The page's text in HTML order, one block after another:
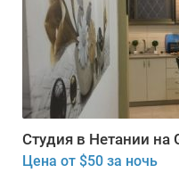
Студия в Нетании на
Цена от $50 за ночь